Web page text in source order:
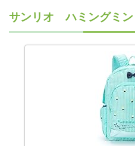
サンリオ ハミングミン